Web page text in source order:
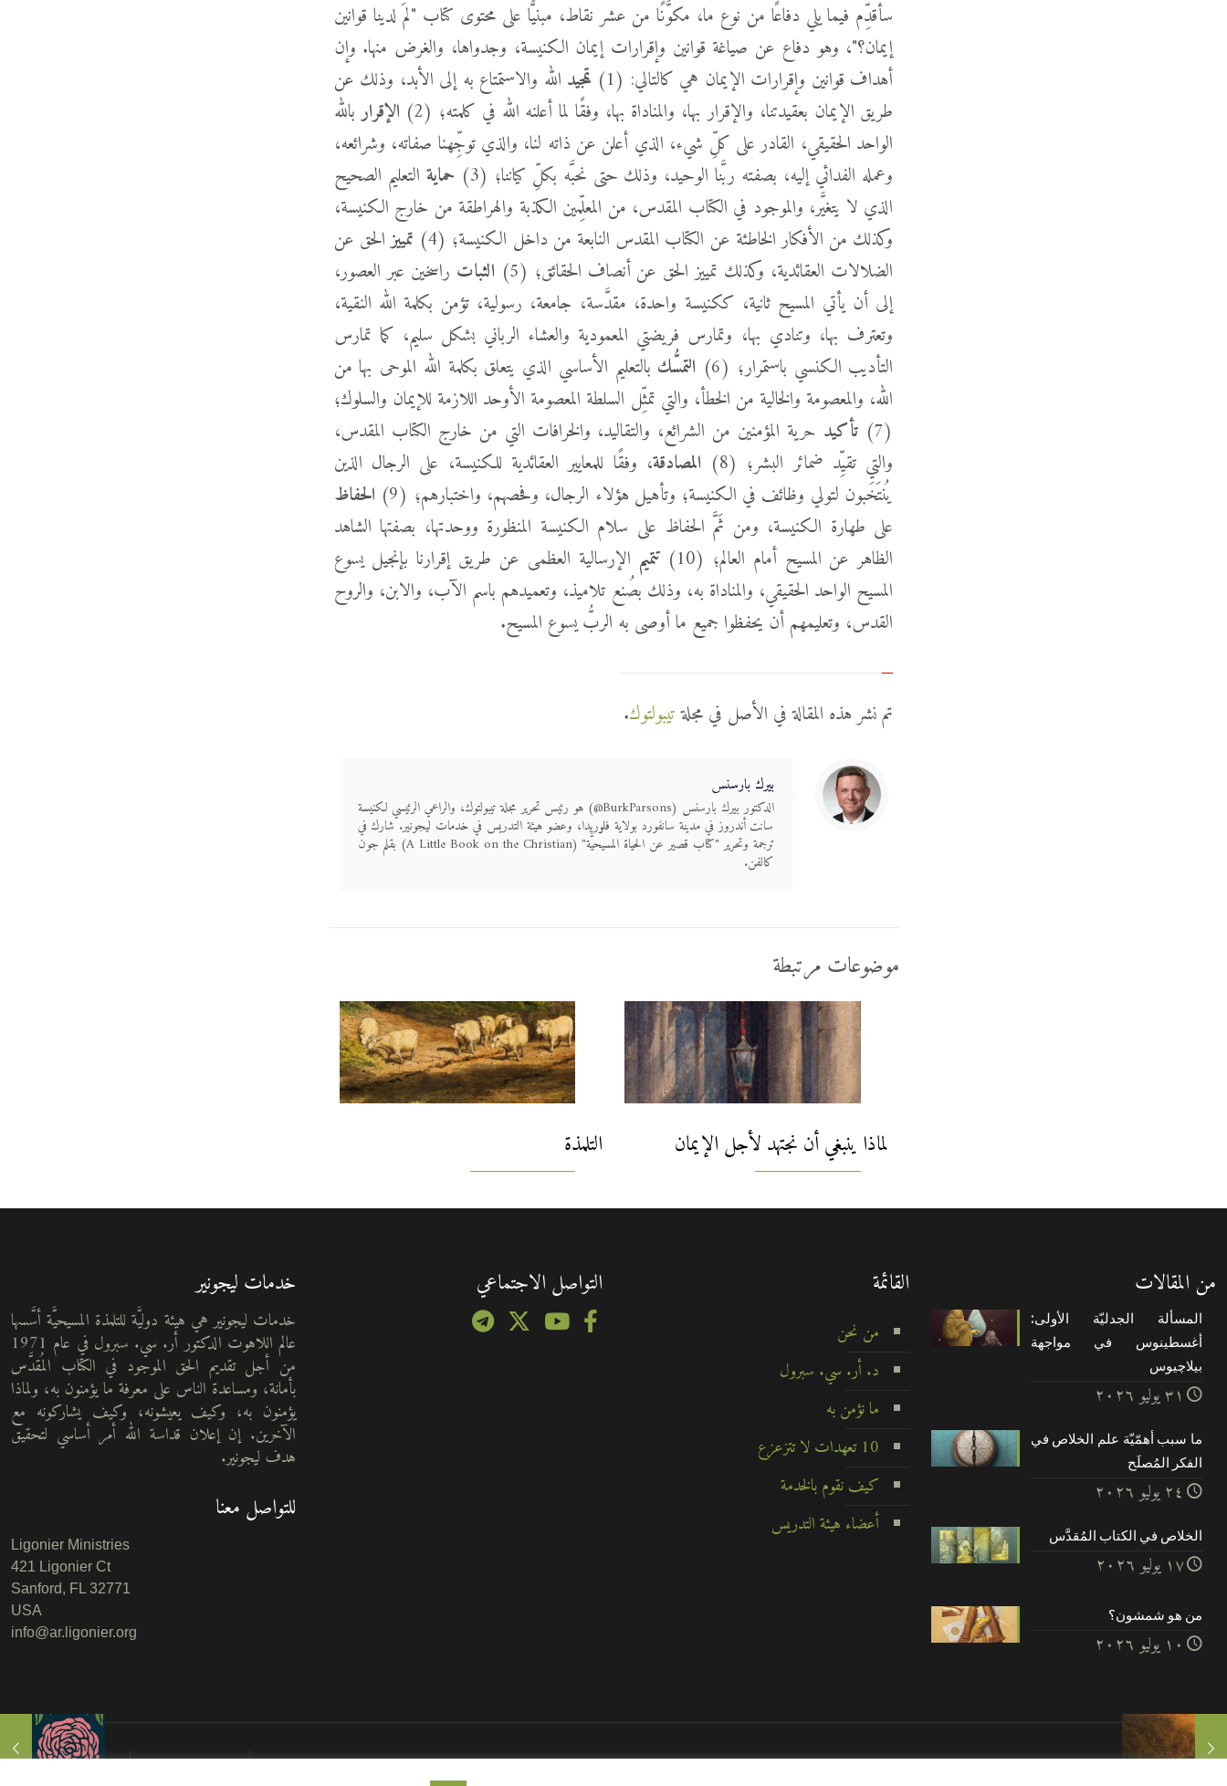
سأقدِّم فيما يلي دفاعًا من نوع ما، مكوَّنًا من عشر نقاط، مبنيًّا على محتوى كتاب "لمَ لدينا قوانين
إيمان؟"، وهو دفاع عن صياغة قوانين وإقرارات إيمان الكنيسة، وجدواها، والغرض منها. وإن
أهداف قوانين وإقرارات الإيمان هي كالتالي: (1)
تمجيد الله والاستمتاع به إلى الأبد، وذلك عن
طريق الإيمان بعقيدتنا، والإقرار بها، والمناداة بها، وفقًا لما أعلنه الله في كلمته؛ (2)
الإقراربالله
الواحد الحقيقي، القادر على كلِّ شيء، الذي أعلن عن ذاته لنا، والذي توجِّهنا صفاته، وشرائعه،
وعمله الفدائي إليه، بصفته ربَّنا الوحيد، وذلك حتى نحبَّه بكلِّ كياننا؛ (3)
حماية التعليم الصحيح
الذي لا يتغيَّر، والموجود في الكتاب المقدس، من المعلِّمين الكذبة والهراطقة من خارج الكنيسة،
وكذلك من الأفكار الخاطئة عن الكتاب المقدس النابعة من داخل الكنيسة؛ (4)
تمييزالحق عن
الضلالات العقائدية، وكذلك تمييز الحق عن أنصاف الحقائق؛ (5)
الثبات راسخين عبر العصور،
إلى أن يأتي المسيح ثانية، ككنيسة واحدة، مقدَّسة، جامعة، رسولية، تؤمن بكلمة الله النقية،
وتعترف بها، وتنادي بها، وتمارس فريضتي المعمودية والعشاء الرباني بشكل سليم، كما تمارس
التأديب الكنسي باستمرار؛ (6)
التمسُّك بالتعليم الأساسي الذي يتعلق بكلمة الله الموحى بها من
الله، والمعصومة والخالية من الخطأ، والتي تمثِّل السلطة المعصومة الأوحد اللازمة للإيمان والسلوك؛
(7)
تأكيد حرية المؤمنين من الشرائع، والتقاليد، والخرافات التي من خارج الكتاب المقدس،
والتي تقيِّد ضمائر البشر؛ (8)
المصادقة، وفقًا للمعايير العقائدية للكنيسة، على الرجال الذين
يُنتَخَبون لتولي وظائف في الكنيسة؛ وتأهيل هؤلاء الرجال، وفحصهم، واختبارهم؛ (9)
الحفاظ
على طهارة الكنيسة، ومن ثَمَّ الحفاظ على سلام الكنيسة المنظورة ووحدتها، بصفتها الشاهد
الظاهر عن المسيح أمام العالم؛ (10)
تتميم الإرسالية العظمى عن طريق إقرارنا بإنجيل يسوع
المسيح الواحد الحقيقي، والمناداة به، وذلك بصُنع تلاميذ، وتعميدهم باسم الآب، والابن، والروح
القدس، وتعليمهم أن يحفظوا جميع ما أوصى به الربُّ يسوع المسيح.
تم نشر هذه المقالة في الأصل في مجلةتيبولتوك.
بيرك بارسنس
الدكتور بيرك بارسنس (BurkParsons@) هو رئيس تحرير مجلة تيبولتوك، والراعي الرئيسي لكنيسة
سانت أندروز في مدينة سانفورد بولاية فلوريدا، وعضو هيئة التدريس في خدمات ليجونير. شارك في
ترجمة وتحرير "كتاب قصير عن الحياة المسيحيَّة" (A Little Book on the Christian) بقلم جون
كالفن.
موضوعات مرتبطة
لماذا ينبغي أن نجتهد لأجل الإيمان التلمذة
من المقالات
المسألة الجدليّة الأولى:
أغسطينوس في مواجهة
بيلاچيوس
۳۱ يوليو ۲۰۲٦
ما سبب أهمّيّة علم الخلاص في
الفكر المُصلَح
۲٤ يوليو ۲۰۲٦
الخلاص في الكتاب المُقدَّس
۱۷ يوليو ۲۰۲٦
من هو شمشون؟
۱۰ يوليو ۲۰۲٦
القائمة
من نحن
د. أر. سي. سبرول
ما نؤمن به
10 تعهدات لا تتزعزع
كيف نقوم بالخدمة
أعضاء هيئة التدريس
التواصل الاجتماعي خدمات ليجونير
خدمات ليجونير هي هيئة دوليَّة للتلمذة المسيحيَّة أسَّسها
عالم اللاهوت الدكتور أر. سي. سبرول في عام 1971
من أجل تقديم الحق الموجود في الكتاب المُقدَّس
بأمانة، ومساعدة الناس على معرفة ما يؤمنون به، ولماذا
يؤمنون به، وكيف يعيشونه، وكيف يشاركونه مع
الآخرين. إن إعلان قداسة الله أمر أساسي لتحقيق
هدف ليجونير.
للتواصل معنا
Ligonier Ministries
421 Ligonier Ct
Sanford, FL 32771
USA
info@ar.ligonier.org